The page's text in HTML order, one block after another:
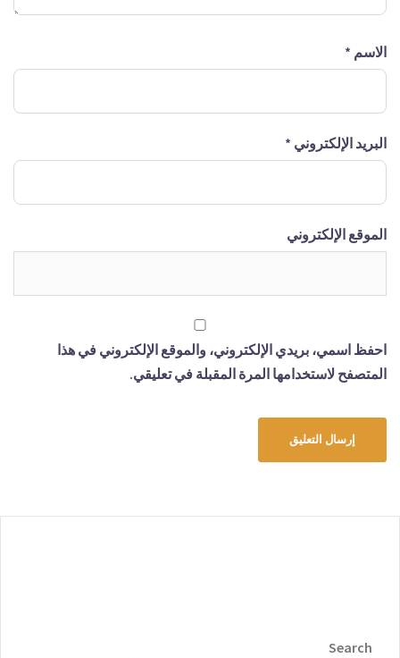
الاسم *
البريد الإلكتروني *
الموقع الإلكتروني
احفظ اسمي، بريدي الإلكتروني، والموقع الإلكتروني في هذا
المتصفح لاستخدامها المرة المقبلة في تعليقي.
Search